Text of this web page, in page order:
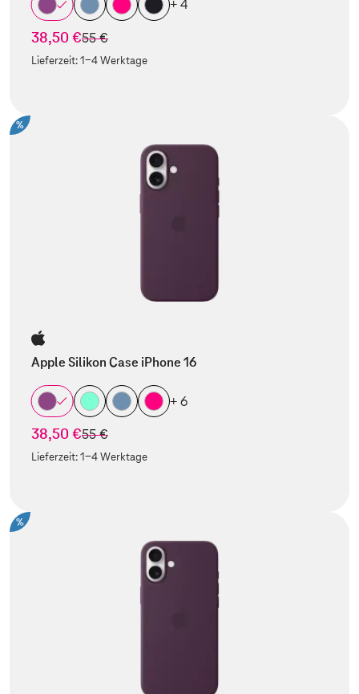
+ 4
38,50 €statt
55 €
Lieferzeit:1-4 Werktage
%
Apple Silikon Case iPhone 16
+ 6
38,50 €statt
55 €
Lieferzeit:1-4 Werktage
%